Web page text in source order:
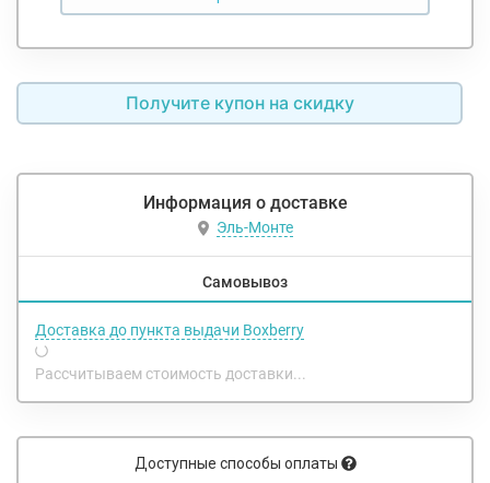
Получите купон на скидку
Информация о доставке
Эль-Монте
Самовывоз
Доставка до пункта выдачи Boxberry
Рассчитываем стоимость доставки...
Доступные способы оплаты